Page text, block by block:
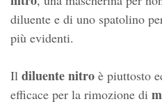
diluente e di uno spatolino
più evidenti.
Il diluente nitro è piuttosto
efficace per la rimozione di